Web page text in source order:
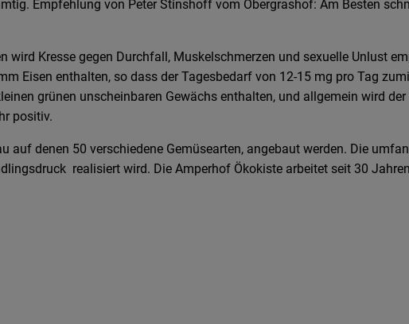
Empfehlung von Peter Stinshoff vom Obergrashof: Am Besten
Kresse gegen Durchfall, Muskelschmerzen und sexuelle Unlust
Eisen enthalten, so dass der Tagesbedarf von 12-15 mg pro Tag
grünen unscheinbaren Gewächs enthalten, und allgemein wird
positiv.
denen 50 verschiedene Gemüsearten, angebaut werden. Die
realisiert wird. Die Amperhof Ökokiste arbeitet seit 30